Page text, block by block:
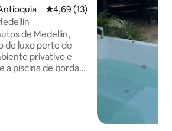
4,69 de uma avaliação média
4,69 (13)
de Medellín,
privativo e
a piscina de borda